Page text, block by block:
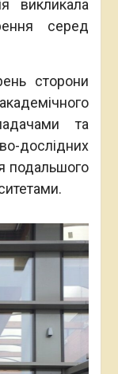
викликала
серед
сторони
та
дослідних
подальшого